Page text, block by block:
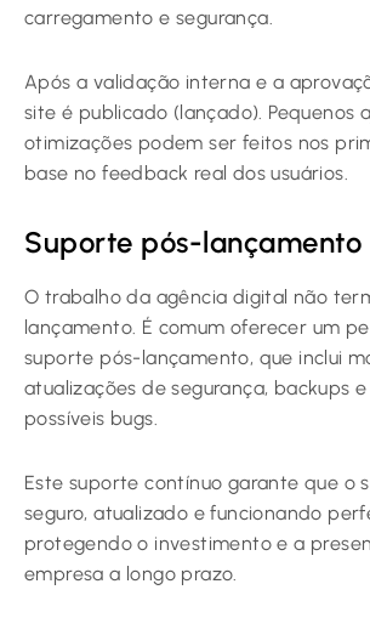
carregamento e segurança.
Após a validação interna e a
site é publicado (lançado). Pequenos
otimizações podem ser feitos nos
base no feedback real dos usuários.
Suporte pós-lançamento
O trabalho da agência digital não
lançamento. É comum oferecer um
suporte pós-lançamento, que inclui
atualizações de segurança, backups
possíveis bugs.
Este suporte contínuo garante que o
seguro, atualizado e funcionando
protegendo o investimento e a
empresa a longo prazo.